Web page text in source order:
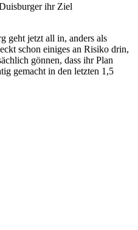
ihr Ziel
geht jetzt all in, anders als
schon einiges an Risiko drin,
gönnen, dass ihr Plan
gemacht in den letzten 1,5